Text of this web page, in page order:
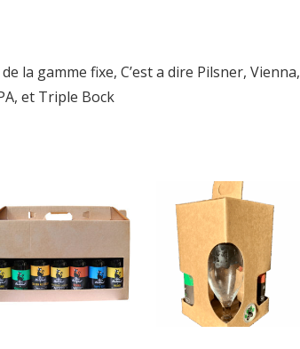
la gamme fixe, C’est a dire Pilsner, Vienna,
et Triple Bock